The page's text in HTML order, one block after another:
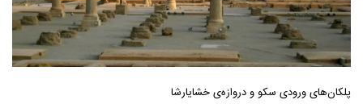
پلکان‌های ورودی سکو و دروازه‌ی خشایارشا